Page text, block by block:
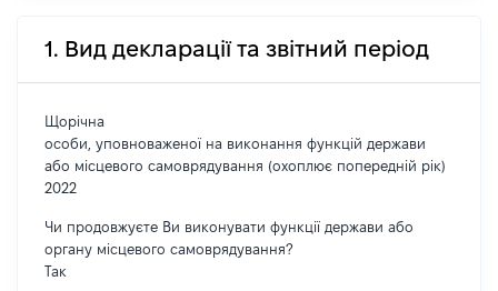
1. Вид декларації та звітний період
Щорічна
особи, уповноваженої на виконання функцій держави
або місцевого самоврядування (охоплює попередній рік)
2022
Чи продовжуєте Ви виконувати функції держави або
органу місцевого самоврядування?
Так